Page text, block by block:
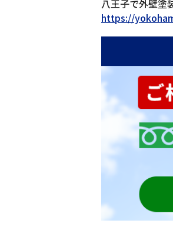
八王子で外壁塗
https://